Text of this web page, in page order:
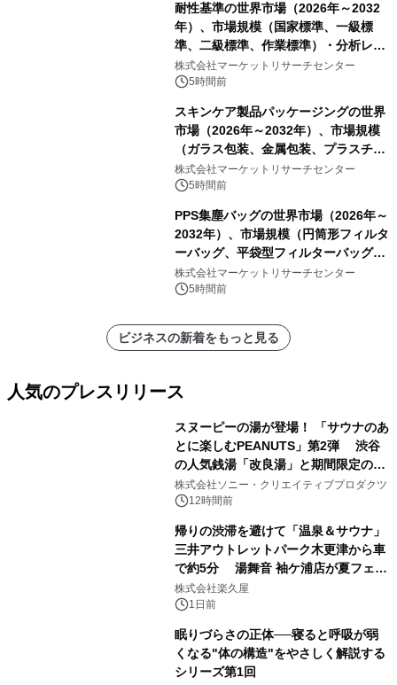
耐性基準の世界市場（2026年～2032
年）、市場規模（国家標準、一級標
準、二級標準、作業標準）・分析レポ
ートを発表
株式会社マーケットリサーチセンター
5時間前
スキンケア製品パッケージングの世界
市場（2026年～2032年）、市場規模
（ガラス包装、金属包装、プラスチッ
ク包装、その他）・分析レポートを発
表
株式会社マーケットリサーチセンター
5時間前
PPS集塵バッグの世界市場（2026年～
2032年）、市場規模（円筒形フィルタ
ーバッグ、平袋型フィルターバッグ、
プリーツフィルターバッグ、その
他）・分析レポートを発表
株式会社マーケットリサーチセンター
5時間前
ビジネスの新着をもっと見る
人気のプレスリリース
スヌーピーの湯が登場！ 「サウナのあ
とに楽しむPEANUTS」第2弾 渋谷
の人気銭湯「改良湯」と期間限定のコ
ラボレーション サウナイキタイコラ
ボグッズも発売決定！
株式会社ソニー・クリエイティブプロダクツ
12時間前
帰りの渋滞を避けて「温泉＆サウナ」
三井アウトレットパーク木更津から車
で約5分 湯舞音 袖ケ浦店が夏フェア
メニューを提供
株式会社楽久屋
1日前
眠りづらさの正体──寝ると呼吸が弱
くなる"体の構造"をやさしく解説する
シリーズ第1回